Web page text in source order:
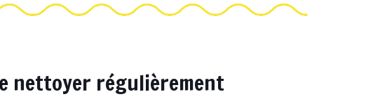
nettoyer régulièrement